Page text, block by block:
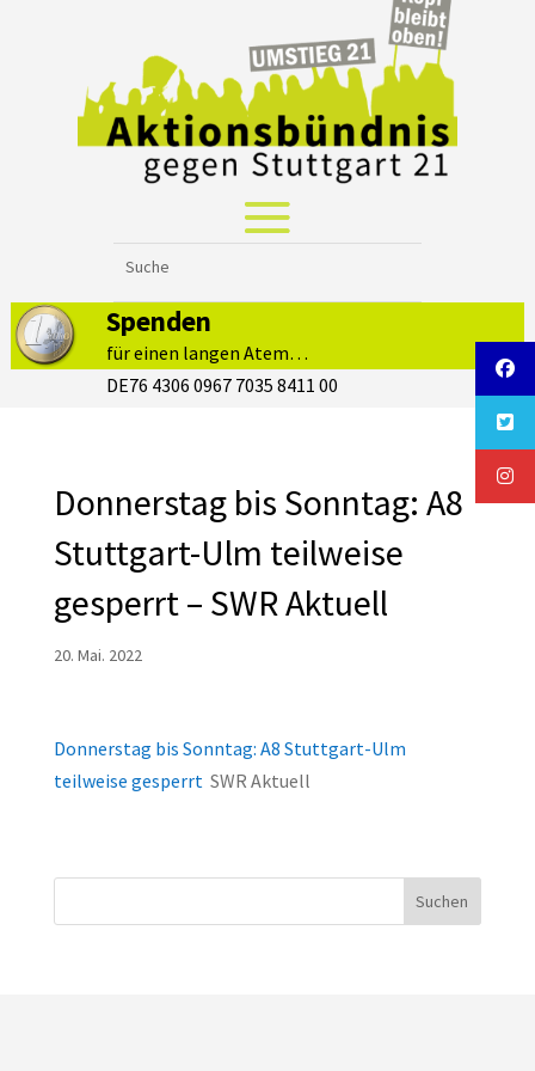
Spenden
für einen langen Atem…
DE76 4306 0967 7035 8411 00
Donnerstag bis Sonntag: A8
Stuttgart-Ulm teilweise
gesperrt – SWR Aktuell
20. Mai. 2022
Donnerstag bis Sonntag: A8 Stuttgart-Ulm
teilweise gesperrt SWR Aktuell
Suchen